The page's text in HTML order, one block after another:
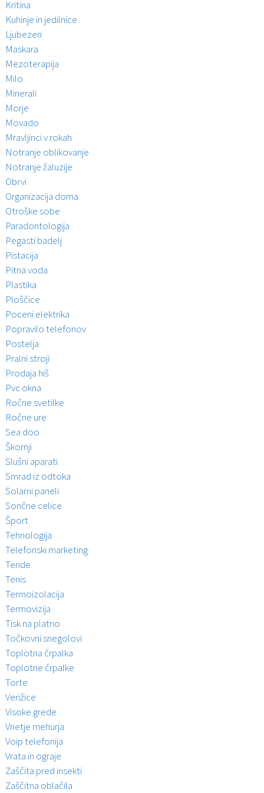
Kritina
Kuhinje in jedilnice
Ljubezen
Maskara
Mezoterapija
Milo
Minerali
Morje
Movado
Mravljinci v rokah
Notranje oblikovanje
Notranje žaluzije
Obrvi
Organizacija doma
Otroške sobe
Paradontologija
Pegasti badelj
Pistacija
Pitna voda
Plastika
Ploščice
Poceni elektrika
Popravilo telefonov
Postelja
Pralni stroji
Prodaja hiš
Pvc okna
Ročne svetilke
Ročne ure
Sea doo
Škornji
Slušni aparati
Smrad iz odtoka
Solarni paneli
Sončne celice
Šport
Tehnologija
Telefonski marketing
Tende
Tenis
Termoizolacija
Termovizija
Tisk na platno
Točkovni snegolovi
Toplotna črpalka
Toplotne črpalke
Torte
Verižice
Visoke grede
Vnetje mehurja
Voip telefonija
Vrata in ograje
Zaščita pred insekti
Zaščitna oblačila